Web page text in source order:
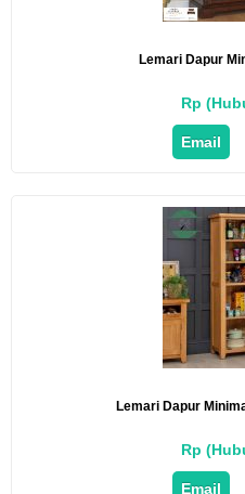
Lemari Dapur
Rp
Email
Lemari Dapur
Rp
Email